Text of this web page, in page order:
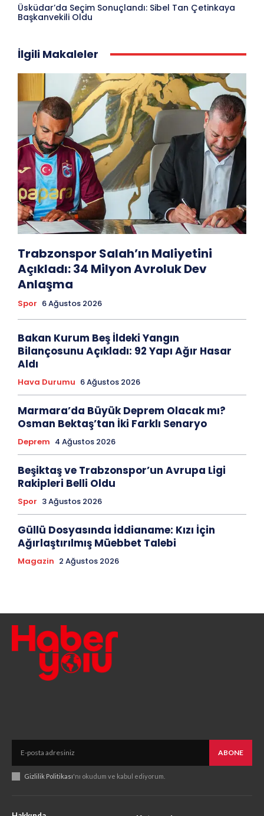
Üsküdar’da Seçim Sonuçlandı: Sibel Tan Çetinkaya
Başkanvekili Oldu
İlgili Makaleler
Trabzonspor Salah’ın Maliyetini
Açıkladı: 34 Milyon Avroluk Dev
Anlaşma
Spor 6 Ağustos 2026
Bakan Kurum Beş İldeki Yangın
Bilançosunu Açıkladı: 92 Yapı Ağır Hasar
Aldı
Hava Durumu 6 Ağustos 2026
Marmara’da Büyük Deprem Olacak mı?
Osman Bektaş’tan İki Farklı Senaryo
Deprem 4 Ağustos 2026
Beşiktaş ve Trabzonspor’un Avrupa Ligi
Rakipleri Belli Oldu
Spor 3 Ağustos 2026
Güllü Dosyasında İddianame: Kızı İçin
Ağırlaştırılmış Müebbet Talebi
Magazin 2 Ağustos 2026
ABONE
Gizlilik Politikası'nı okudum ve kabul ediyorum.